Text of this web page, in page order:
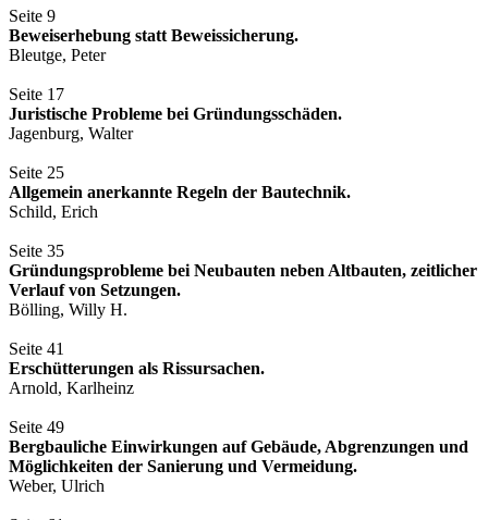
Seite 9
Beweiserhebung statt Beweissicherung.
Bleutge, Peter
Seite 17
Juristische Probleme bei Gründungsschäden.
Jagenburg, Walter
Seite 25
Allgemein anerkannte Regeln der Bautechnik.
Schild, Erich
Seite 35
Gründungsprobleme bei Neubauten neben Altbauten, zeitlicher
Verlauf von Setzungen.
Bölling, Willy H.
Seite 41
Erschütterungen als Rissursachen.
Arnold, Karlheinz
Seite 49
Bergbauliche Einwirkungen auf Gebäude, Abgrenzungen und
Möglichkeiten der Sanierung und Vermeidung.
Weber, Ulrich